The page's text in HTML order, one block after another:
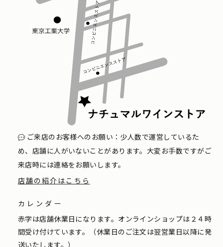
ご来店のお客様へのお願い：少人数で運営しているた
め、店舗に人がいないことがあります。大変お手数ですがご
来店時には連絡をお願いします。
店舗の紹介はこちら
カレンダー
赤字は店舗休業日になります。オンラインショップは２４時
間受け付けています。（休業日のご注文は翌営業日以降に発
送いたします。）